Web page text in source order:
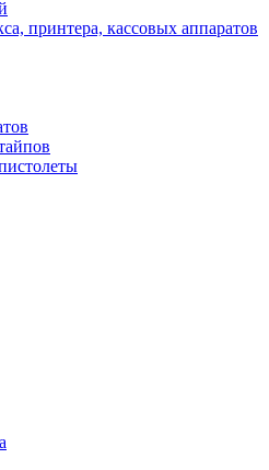
принтера, кассовых аппаратов